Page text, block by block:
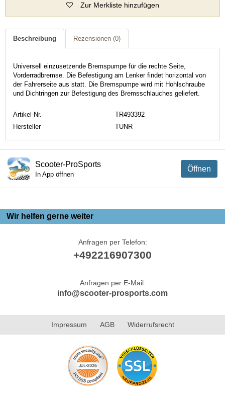
Zur Merkliste hinzufügen
Beschreibung Rezensionen (0)
Universell einzusetzende Bremspumpe für die rechte Seite,
Vorderradbremse. Die Befestigung am Lenker findet horizontal von
der Fahrerseite aus statt. Die Bremspumpe wird mit Hohlschraube
und Dichtringen zur Befestigung des Bremsschlauches geliefert.
Artikel-Nr.
TR493392
Hersteller
TUNR
Öffnen
Scooter-ProSports
In App öffnen
Wir helfen gerne weiter
Anfragen per Telefon:
+492216907300
Anfragen per E-Mail:
info@scooter-prosports.com
Impressum AGB Widerrufsrecht